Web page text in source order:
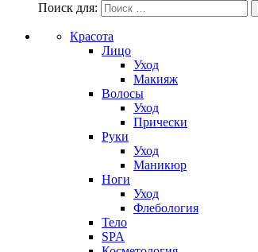
Поиск для:
Красота
Лицо
Уход
Макияж
Волосы
Уход
Прически
Руки
Уход
Маникюр
Ноги
Уход
Флебология
Тело
SPA